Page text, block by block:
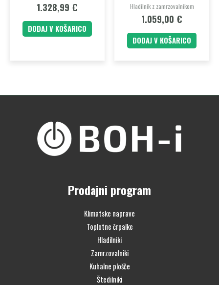
1.328,99 €
DODAJ V KOŠARICO
Hladilnik z zamrzovalnikom
1.059,00 €
DODAJ V KOŠARICO
Prodajni program
Klimatske naprave
Toplotne črpalke
Hladilniki
Zamrzovalniki
Kuhalne plošče
Štedilniki